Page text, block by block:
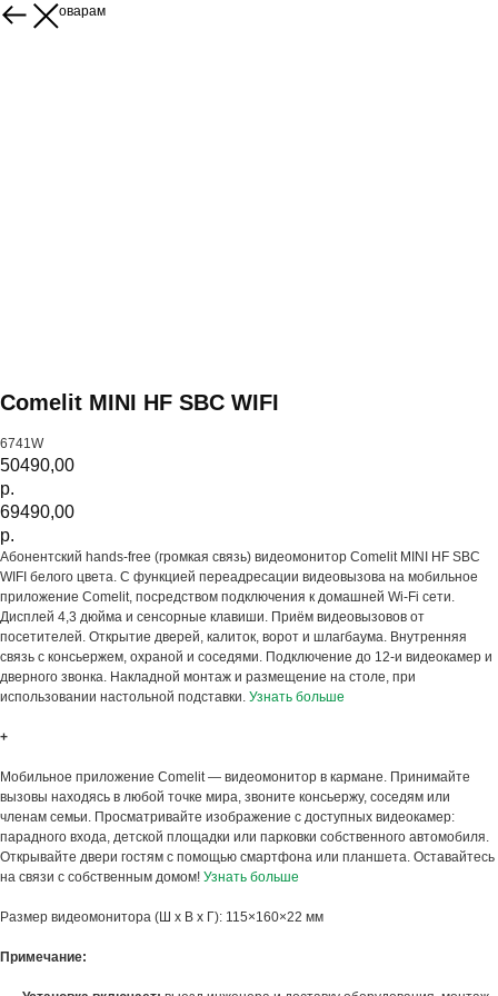
Назад к товарам
Comelit MINI HF SBC WIFI
6741W
50490,00
р.
69490,00
р.
Абонентский hands-free (громкая связь) видеомонитор Comelit MINI HF SBC
WIFI белого цвета. С функцией переадресации видеовызова на мобильное
приложение Comelit, посредством подключения к домашней Wi-Fi сети.
Дисплей 4,3 дюйма и сенсорные клавиши. Приём видеовызовов от
посетителей. Открытие дверей, калиток, ворот и шлагбаума. Внутренняя
связь с консьержем, охраной и соседями. Подключение до 12-и видеокамер и
дверного звонка. Накладной монтаж и размещение на столе, при
использовании настольной подставки. Узнать больше
+
Мобильное приложение Comelit — видеомонитор в кармане. Принимайте
вызовы находясь в любой точке мира, звоните консьержу, соседям или
членам семьи. Просматривайте изображение с доступных видеокамер:
парадного входа, детской площадки или парковки собственного автомобиля.
Открывайте двери гостям с помощью смартфона или планшета. Оставайтесь
на связи с собственным домом! Узнать больше
Размер видеомонитора (Ш х В х Г): 115×160×22 мм
Примечание: